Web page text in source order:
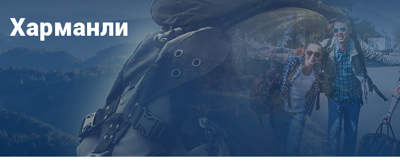
Харманли